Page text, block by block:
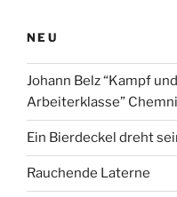
Löwenzahnwiese“
NEU
Johann Belz “Kampf
Arbeiterklasse”
Ein Bierdeckel dreht
Rauchende Laterne